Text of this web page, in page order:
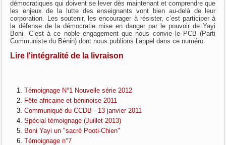
démocratiques qui doivent se lever dès maintenant et comprendre que
les enjeux de la lutte des enseignants vont bien au-delà de leur
corporation. Les soutenir, les encourager à résister, c’est participer à
la défense de la démocratie mise en danger par le pouvoir de Yayi
Boni. C’est à ce noble engagement que nous convie le PCB (Parti
Communiste du Bénin) dont nous publions l’appel dans ce numéro.
Lire l'intégralité de la livraison
Témoignage N°1 Nouvelle série 2012
Fête africaine et béninoise 2011
Communiqué du CCDB - 13 janvier 2011
Spécial témoignage (Juillet 2013)
Boni Yayi un "sacré Pooti-Chien"
Témoignage n°7